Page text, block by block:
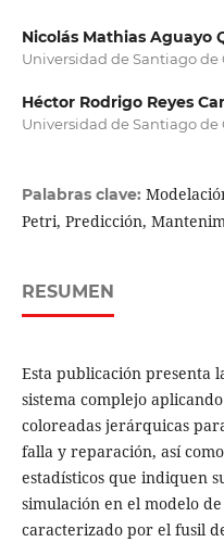
Nicolás Mathias Aguayo
Universidad de Santiago de
Héctor Rodrigo Reyes
Universidad de Santiago de
Palabras clave:
Petri, Predicción,
RESUMEN
Esta publicación presenta
sistema complejo
coloreadas jerárquicas
falla y reparación, así
estadísticos que indiquen
simulación en el modelo
caracterizado por el fusil